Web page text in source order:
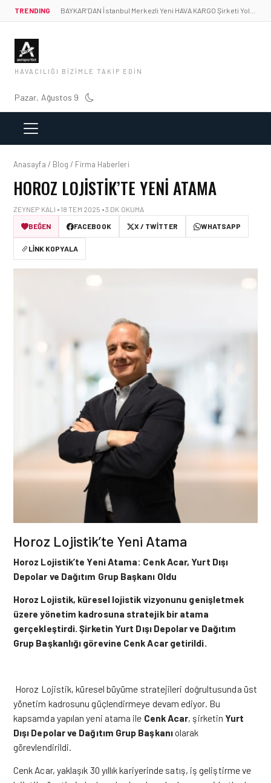
TRENDING
HAVACILIĞI BIZIMLE TAKIP EDIN
Pazar, Ağustos 9
Anasayfa / Blog / Firma Haberleri
HOROZ LOJISTIK’TE YENI ATAMA
ZEYNEP KALI • 18 TEM 2025 • 3 DK OKUMA
BEĞEN
FACEBOOK X / TWITTER WHATSAPP
LINK KOPYALA
Horoz Lojistik’te Yeni Atama
Horoz Lojistik’te Yeni Atama: Cenk Acar, Yurt Dışı
Depolar ve Dağıtım Grup Başkanı Oldu
Horoz Lojistik, küresel lojistik vizyonunu genişletmek
üzere yönetim kadrosuna stratejik bir atama
gerçekleştirdi.Şirketin Yurt Dışı Depolar ve Dağıtım
Grup Başkanlığı görevine Cenk Acar getirildi.
Horoz Lojistik, küresel büyüme stratejileri doğrultusunda üst
yönetim kadrosunu güçlendirmeye devam ediyor. Bu
kapsamda yapılan yeni atama ile Cenk Acar, şirketin Yurt
Dışı Depolar ve Dağıtım Grup Başkanıolarak
görevlendirildi.
Cenk Acar, yaklaşık 30 yıllık kariyerinde satış, iş geliştirme ve